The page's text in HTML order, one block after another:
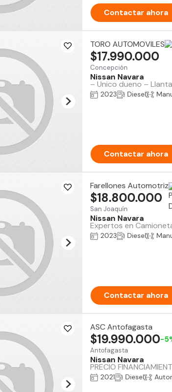
Contactar ahora
TORO AUTOMOVILES
Concepción
Nissan Navara
– Unico dueno –
$17.990.000
2023 Diesel
Contactar ahora
Farellones Automotriz
San Joaquín
Nissan Navara
Expertos en
$18.800.000
2023 Diesel
Contactar ahora
ASC Antofagasta
Antofagasta
Nissan Navara
PRECIO
$19.990.000-
2021 Diesel